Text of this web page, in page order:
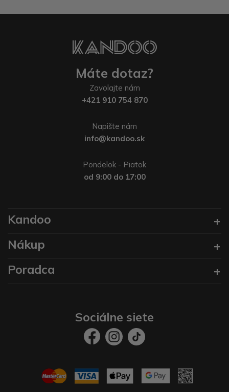
Máte dotaz?
Zavolajte nám
+421 910 754 870
Napište nám
info@kandoo.sk
Pondelok - Piatok
od 9:00 do 17:00
Kandoo
Nákup
Poradca
Sociálne siete